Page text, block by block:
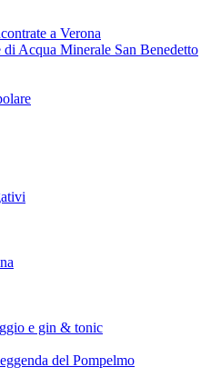
a Verona
Acqua Minerale San Benedetto
e gin & tonic
del Pompelmo